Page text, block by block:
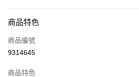
信用卡一次付款
運送方式
宅配
商品特色
商品編號
9314645
商品特色